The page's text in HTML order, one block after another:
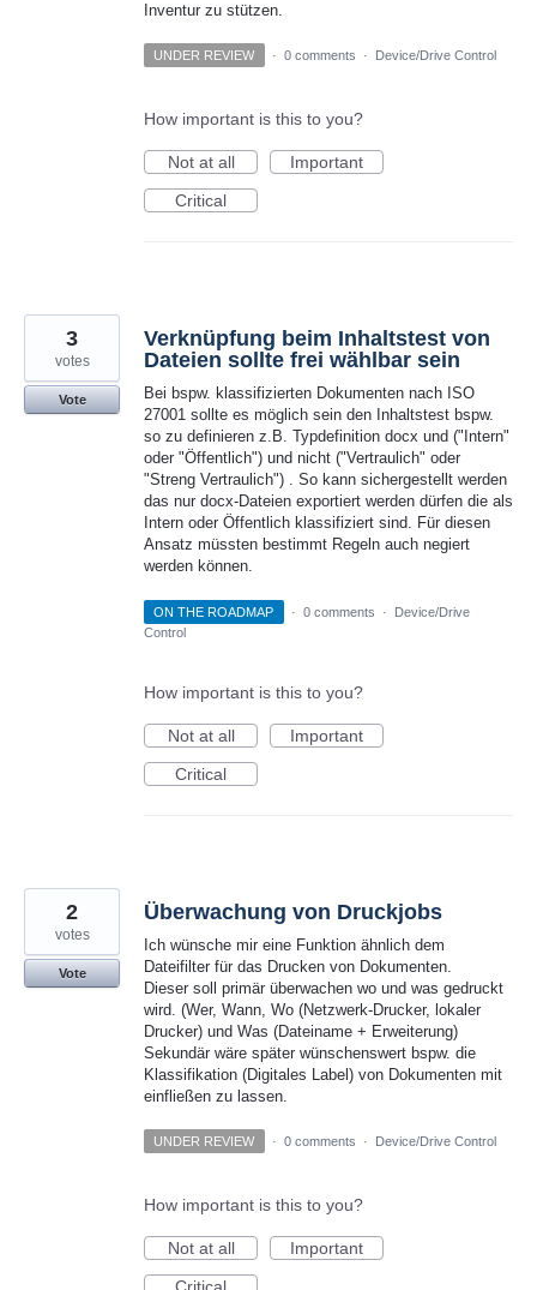
Inventur zu stützen.
UNDER REVIEW · 0 comments · Device/Drive Control
How important is this to you?
Not at all
Important
Critical
Verknüpfung beim Inhaltstest von
Dateien sollte frei wählbar sein
Bei bspw. klassifizierten Dokumenten nach ISO
27001 sollte es möglich sein den Inhaltstest bspw.
so zu definieren z.B. Typdefinition docx und ("Intern"
oder "Öffentlich") und nicht ("Vertraulich" oder
"Streng Vertraulich") . So kann sichergestellt werden
das nur docx-Dateien exportiert werden dürfen die als
Intern oder Öffentlich klassifiziert sind. Für diesen
Ansatz müssten bestimmt Regeln auch negiert
werden können.
3
votes
Vote
ON THE ROADMAP · 0 comments ·
Device/Drive
Control
How important is this to you?
Not at all
Important
Critical
Überwachung von Druckjobs
Ich wünsche mir eine Funktion ähnlich dem
Dateifilter für das Drucken von Dokumenten.
Dieser soll primär überwachen wo und was gedruckt
wird. (Wer, Wann, Wo (Netzwerk-Drucker, lokaler
Drucker) und Was (Dateiname + Erweiterung)
Sekundär wäre später wünschenswert bspw. die
Klassifikation (Digitales Label) von Dokumenten mit
einfließen zu lassen.
2
votes
Vote
UNDER REVIEW · 0 comments · Device/Drive Control
How important is this to you?
Not at all
Important
Critical